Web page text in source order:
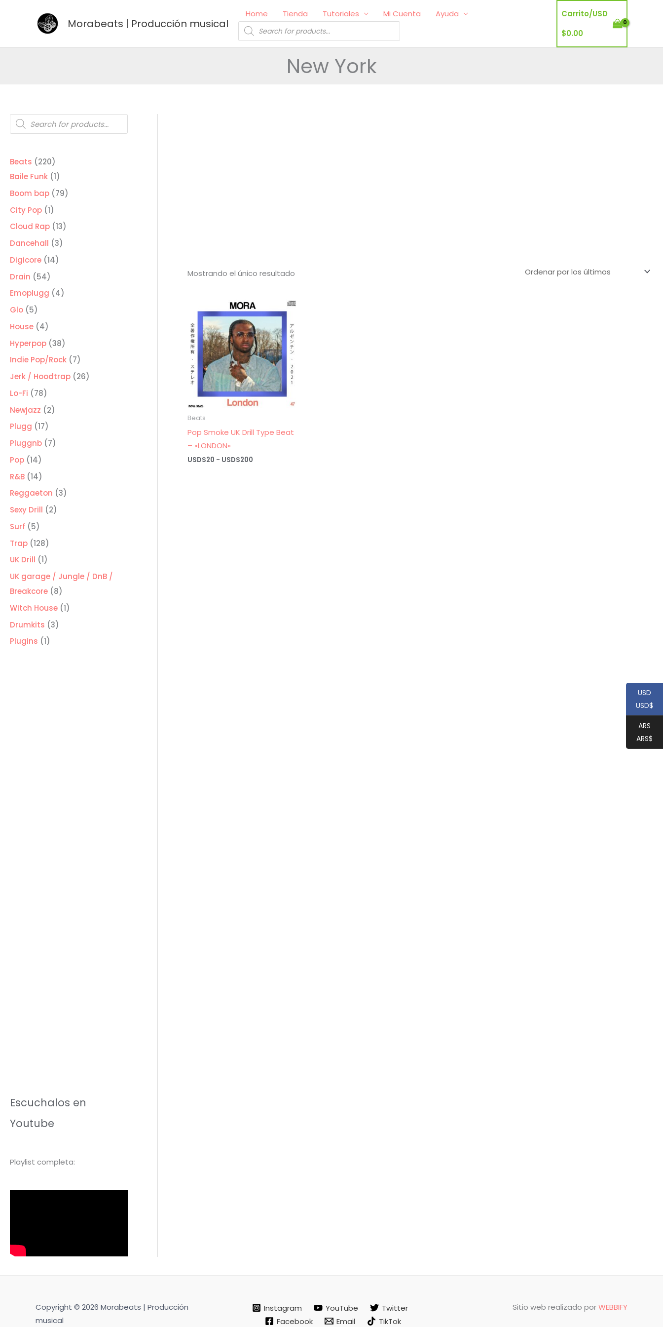
Morabeats | Producción musical
Home Tienda Tutoriales Mi Cuenta
Ayuda
Búsqueda
de
productos
Carrito/USD
$0.00
New York
Búsqueda
de
productos
Beats 220220
productos
Baile Funk 11
producto
Boom bap 7979
City Pop 11
producto
Cloud Rap 1313
Dancehall 33
Digicore 1414
Drain 5454
productos
Emoplugg 44
Glo 55
productos
House 44
productos
Hyperpop 3838
productos
Indie Pop/Rock 77
productos
Jerk / Hoodtrap 2626
Lo-Fi 7878
productos
Newjazz 22
Plugg 1717
productos
Pluggnb 77
Pop 1414
productos
R&B 1414
productos
Reggaeton 33
Sexy Drill 22
Surf 55
productos
Trap 128128
productos
UK Drill 11
producto
UK garage / Jungle / DnB /
Breakcore
88
productos
Witch House 11
Drumkits 33
Plugins 11
Escuchalos en
Youtube
Playlist completa:
Mostrando el único resultado
Beats
Pop Smoke UK Drill Type Beat
– «LONDON»
USD$20 - USD$200Rango
Copyright © 2026 Morabeats | Producción
musical
Instagram YouTube
Twitter
Facebook
Email TikTok
Sitio web realizado porWEBBIFY
USD
USD$
ARS
ARS$